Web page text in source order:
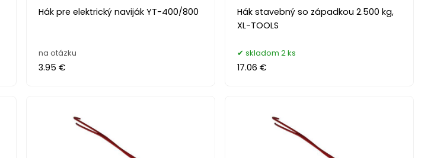
Hák pre elektrický naviják YT-400/800
na otázku
3.95 €
Hák stavebný so západkou 2.500 kg,
XL-TOOLS
skladom 2 ks
17.06 €